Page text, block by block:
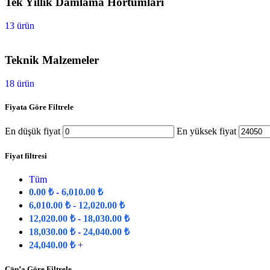
13 ürün
Teknik Malzemeler
18 ürün
Fiyata Göre Filtrele
En düşük fiyat En yüksek fiyat
Fiyat filtresi
Tüm
0.00 ₺- 6,010.00 ₺
6,010.00 ₺- 12,020.00 ₺
12,020.00 ₺- 18,030.00 ₺
18,030.00 ₺- 24,040.00 ₺
24,040.00 ₺+